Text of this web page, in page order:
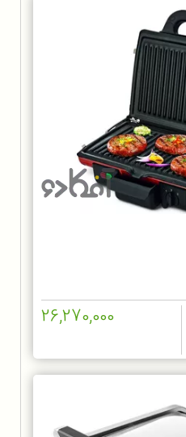
26,270,000